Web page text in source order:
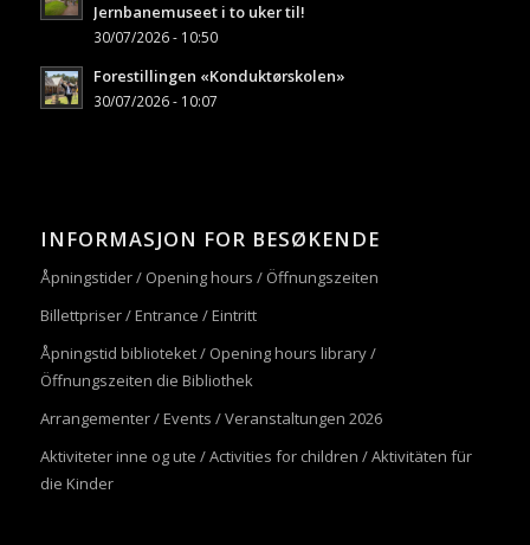
Jernbanemuseet i to uker til!
30/07/2026 - 10:50
Forestillingen «Konduktørskolen»
30/07/2026 - 10:07
INFORMASJON FOR BESØKENDE
Åpningstider / Opening hours / Öffnungszeiten
Billettpriser / Entrance / Eintritt
Åpningstid biblioteket / Opening hours library /
Öffnungszeiten die Bibliothek
Arrangementer / Events / Veranstaltungen 2026
Aktiviteter inne og ute / Activities for children / Aktivitäten für
die Kinder